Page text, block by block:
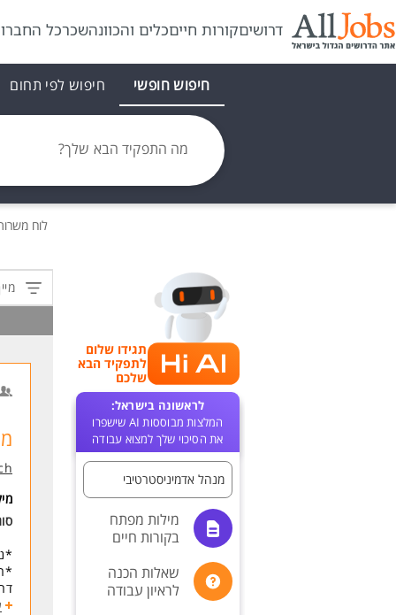
דרושיםקורות חייםכלים והכוונהשכרכל
חיפוש חופשי חיפוש לפי תחום
מה התפקיד הבא שלך?
לוח
תגידו שלום
לתפקיד הבא
שלכם
לראשונה בישראל:
המלצות מבוססות AI שישפרו
את הסיכוי שלך למצוא עבודה
מנהל אדמיניסטרטיבי
מילות מפתח
בקורות חיים
שאלות הכנה
לראיון עבודה